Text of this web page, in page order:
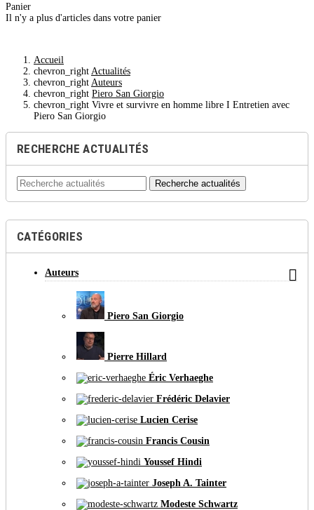
Panier
Il n'y a plus d'articles dans votre panier
Accueil
chevron_right Actualités
chevron_right Auteurs
chevron_right Piero San Giorgio
chevron_right Vivre et survivre en homme libre I Entretien avec
Piero San Giorgio
RECHERCHE ACTUALITÉS
Recherche actualités
CATÉGORIES
Auteurs 
Piero San Giorgio
Pierre Hillard
Éric Verhaeghe
Frédéric Delavier
Lucien Cerise
Francis Cousin
Youssef Hindi
Joseph A. Tainter
Modeste Schwartz